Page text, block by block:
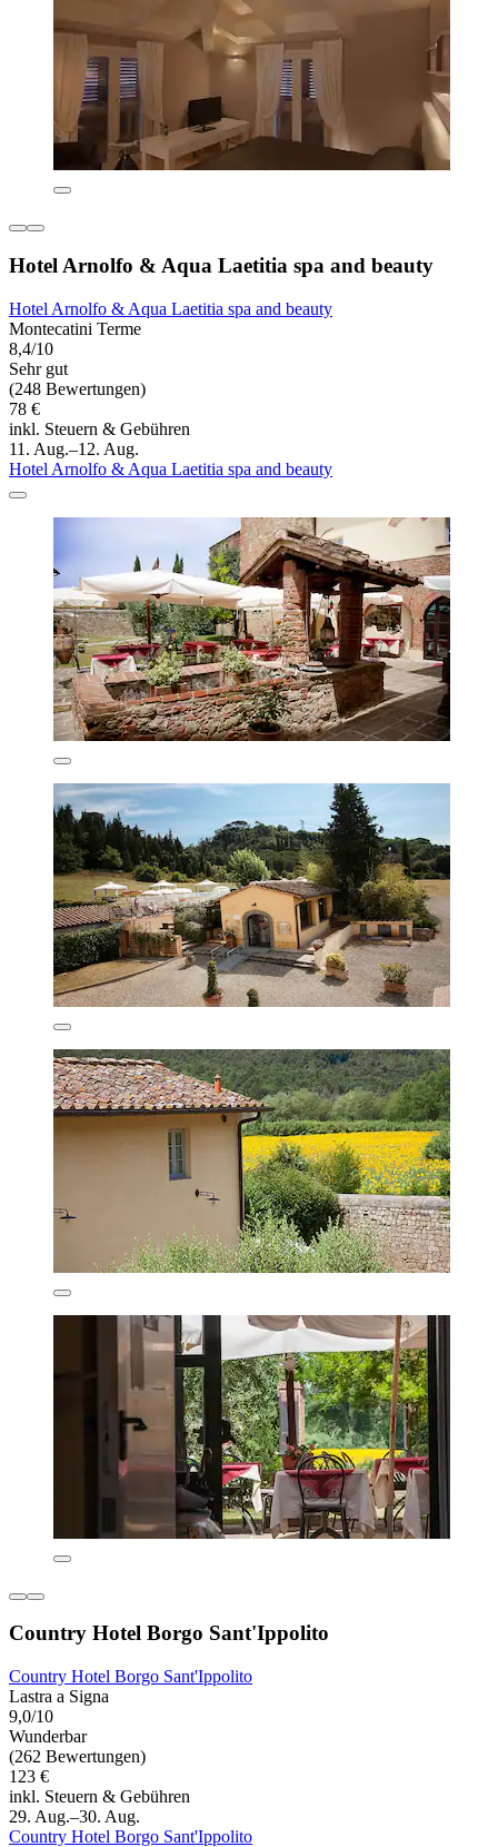
Hotel Arnolfo & Aqua Laetitia spa and beauty
Hotel Arnolfo & Aqua Laetitia spa and beauty
Montecatini Terme
8,4/10
Sehr gut
(248 Bewertungen)
78 €
inkl. Steuern & Gebühren
11. Aug.–12. Aug.
Hotel Arnolfo & Aqua Laetitia spa and beauty
Country Hotel Borgo Sant'Ippolito
Country Hotel Borgo Sant'Ippolito
Lastra a Signa
9,0/10
Wunderbar
(262 Bewertungen)
123 €
inkl. Steuern & Gebühren
29. Aug.–30. Aug.
Country Hotel Borgo Sant'Ippolito